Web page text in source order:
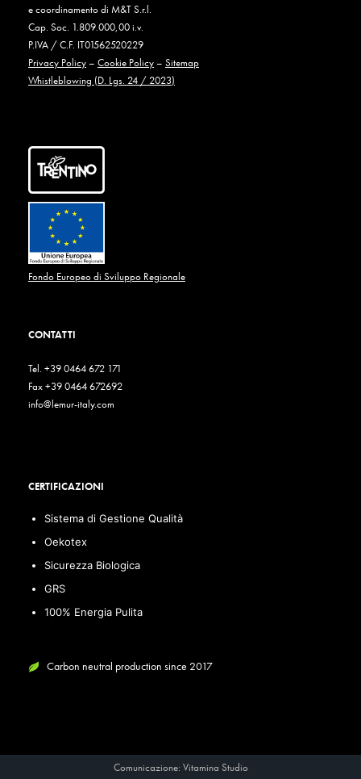
e coordinamento di M&T S.r.l.
Cap. Soc. 1.809.000,00 i.v.
P.IVA / C.F. IT01562520229
Privacy Policy– Cookie Policy– Sitemap
Whistleblowing (D. Lgs. 24 / 2023)
Fondo Europeo di Sviluppo Regionale
CONTATTI
Tel. +39 0464 672 171
Fax +39 0464 672692
info@lemur-italy.com
CERTIFICAZIONI
Sistema di Gestione Qualità
Oekotex
Sicurezza Biologica
GRS
100% Energia Pulita
Carbon neutral production since 2017
Comunicazione: Vitamina Studio